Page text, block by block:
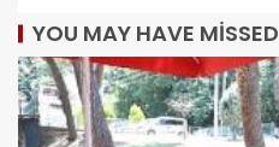
YOU MAY HAVE MISSED